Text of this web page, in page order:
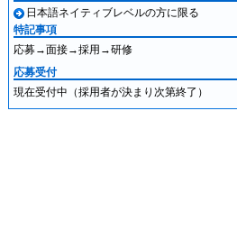
日本語ネイティブレベルの方に限る
特記事項
応募→面接→採用→研修
応募受付
現在受付中（採用者が決まり次第終了）